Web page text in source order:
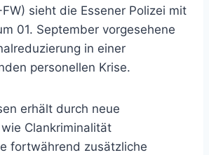
FW) sieht die Essener Polizei mit
01. September vorgesehene
in einer
personellen Krise.
erhält durch neue
Clankriminalität
fortwährend zusätzliche